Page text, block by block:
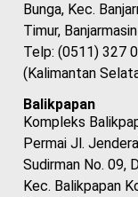
Bunga, Kec.
Timur, Banjarmasin
Telp: (0511) 327
(Kalimantan
Balikpapan
Kompleks
Permai Jl.
Sudirman No. 09,
Kec. Balikpapan